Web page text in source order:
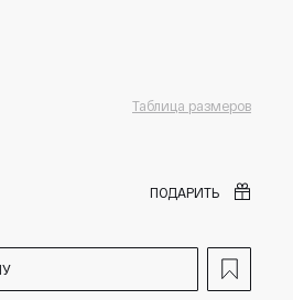
Таблица размеров
ПОДАРИТЬ